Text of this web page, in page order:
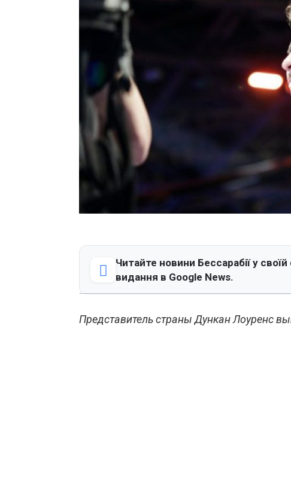
Читайте новини Бессарабії у
видання в Google News.
Представитель страны Дункан Лоуренс